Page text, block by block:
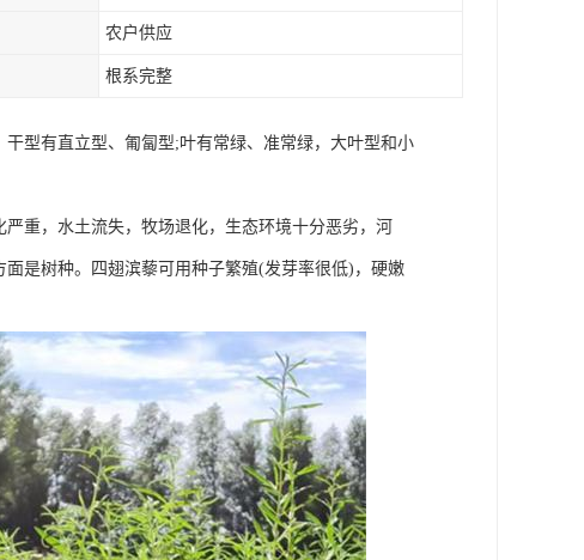
农户供应
根系完整
型有直立型、匍匐型;叶有常绿、准常绿，大叶型和小
重，水土流失，牧场退化，生态环境十分恶劣，河
是树种。四翅滨藜可用种子繁殖(发芽率很低)，硬嫩